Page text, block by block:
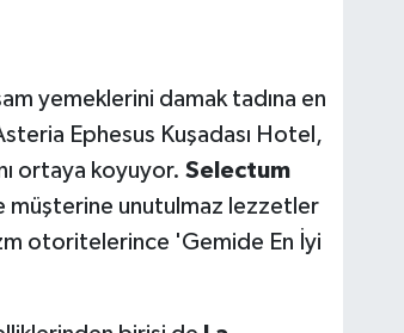
yemeklerini damak tadına en
Ephesus Kuşadası Hotel,
ortaya koyuyor. Selectum
müşterine unutulmaz lezzetler
otoritelerince 'Gemide En İyi